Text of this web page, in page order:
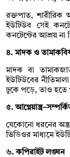
রক্তপাত, শারীরিক
ইউটিউব সেই
কনটেন্টের আশ্রয় না
৪. মাদক ও
মাদক বা
ইউটিউবের
ঢুকে পড়ে, তাও হতে
৫.
যেকোনো ধরনের অস্ত্র
ভিডিওর মাধ্যমে
৬. কপিরাইট লঙ্ঘন